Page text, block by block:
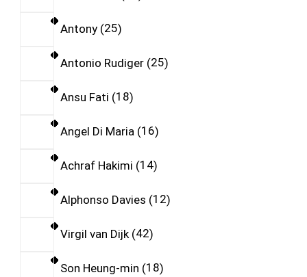
Antony 25
Antonio Rudiger 25
Ansu Fati 18
Angel Di Maria 16
Achraf Hakimi 14
Alphonso Davies 12
Virgil van Dijk 42
Son Heung-min 18